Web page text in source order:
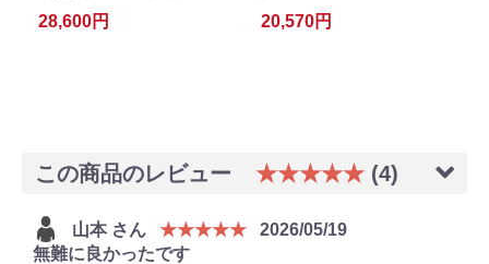
28,600円
20,570円
この商品のレビュー ★★★★★ (4)
山本 さん ★★★★★
2026/05/19
無難に良かったです